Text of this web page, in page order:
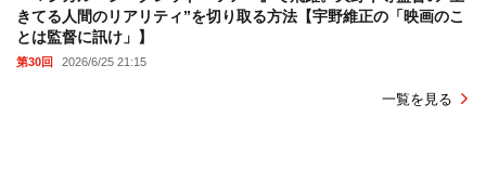
きてる人間のリアリティ”を切り取る方法【宇野維正の「映画のこ
とは監督に訊け」】
第30回 2026/6/25 21:15
一覧を見る